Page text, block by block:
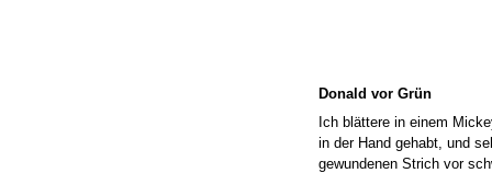
Donald vor Grün
Ich blättere in einem
in der Hand gehabt, und
gewundenen Strich vor